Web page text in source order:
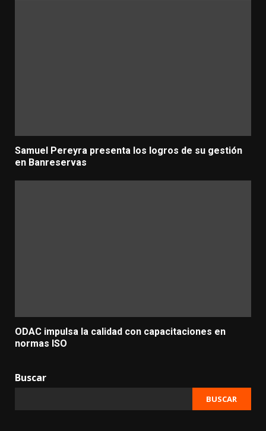
Samuel Pereyra presenta los logros de su gestión
en Banreservas
ODAC impulsa la calidad con capacitaciones en
normas ISO
Buscar
BUSCAR